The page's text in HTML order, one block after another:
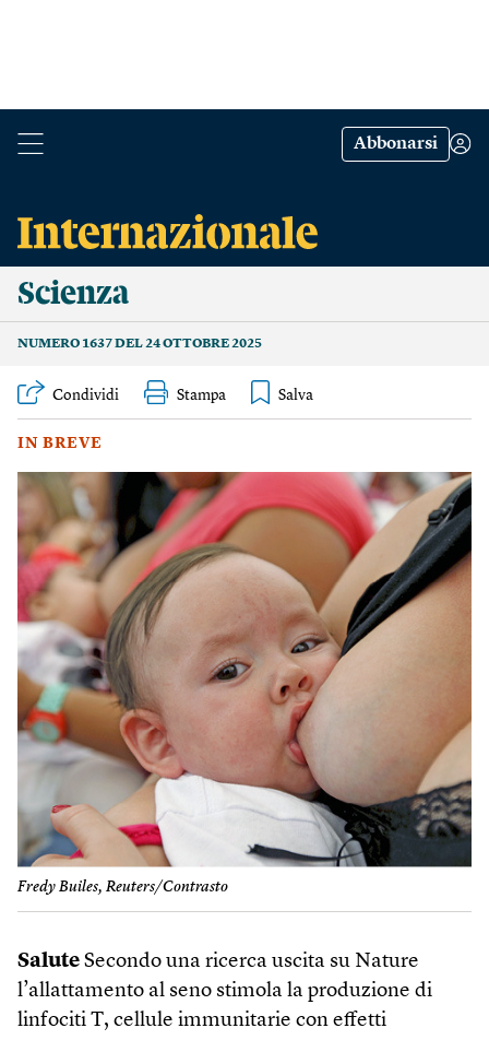
Abbonarsi
Scienza
NUMERO 1637 DEL 24 OTTOBRE 2025
Condividi Stampa
IN BREVE
Fredy Builes, Reuters/Contrasto
Salute Secondo una ricerca uscita su Nature
l’allattamento al seno stimola la produzione di
linfociti T, cellule immunitarie con effetti